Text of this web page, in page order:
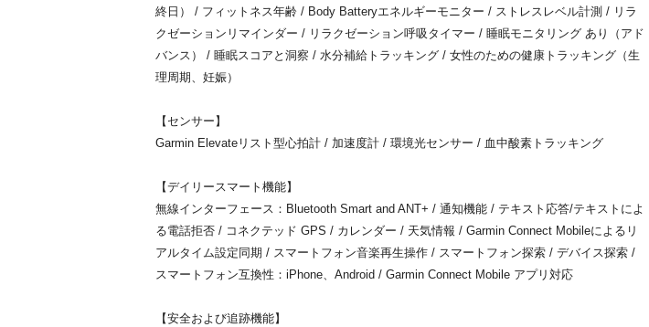
終日） / フィットネス年齢 / Body Batteryエネルギーモニター / ストレスレベル計測 / リラ
クゼーションリマインダー / リラクゼーション呼吸タイマー / 睡眠モニタリング あり（アド
バンス） / 睡眠スコアと洞察 / 水分補給トラッキング / 女性のための健康トラッキング（生
理周期、妊娠）
【センサー】
Garmin Elevateリスト型心拍計 / 加速度計 / 環境光センサー / 血中酸素トラッキング
【デイリースマート機能】
無線インターフェース：Bluetooth Smart and ANT+ / 通知機能 / テキスト応答/テキストによ
る電話拒否 / コネクテッド GPS / カレンダー / 天気情報 / Garmin Connect Mobileによるリ
アルタイム設定同期 / スマートフォン音楽再生操作 / スマートフォン探索 / デバイス探索 /
スマートフォン互換性：iPhone、Android / Garmin Connect Mobile アプリ対応
【安全および追跡機能】